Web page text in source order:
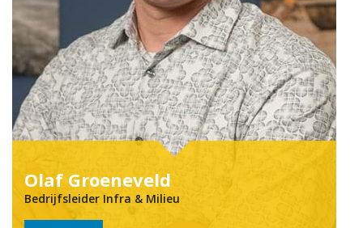
Olaf Groe­ne­veld
Bedrijfsleider Infra & Milieu